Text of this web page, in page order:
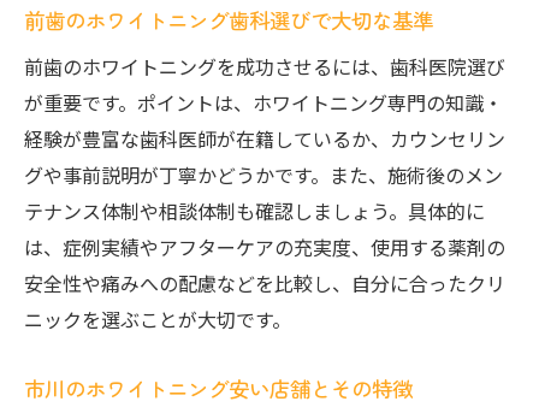
とは
市川で効果的に前歯の白さを維持するコツ
定期的なメンテナンスで前歯の白さを守る
自宅ケアで前歯の白さを持続する方法
前歯のホワイトニング後に自宅でできるケ
ア方法
毎日できる前歯の白さ維持習慣のポイント
セルフホワイトニングで前歯を美しく保つ
秘訣
前歯のケアでホワイトニング効果を持続さ
前歯のホワイトニング歯科選びで大切な基準
前歯のホワイトニングを成功させるには、歯科医院選び
が重要です。ポイントは、ホワイトニング専門の知識・
経験が豊富な歯科医師が在籍しているか、カウンセリン
グや事前説明が丁寧かどうかです。また、施術後のメン
テナンス体制や相談体制も確認しましょう。具体的に
は、症例実績やアフターケアの充実度、使用する薬剤の
安全性や痛みへの配慮などを比較し、自分に合ったクリ
ニックを選ぶことが大切です。
市川のホワイトニング安い店舗とその特徴